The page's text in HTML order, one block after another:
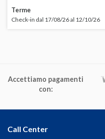
Terme
Check-in dal 17/08/26 al 12/10/26
Accettiamo pagamenti
con:
Call Center